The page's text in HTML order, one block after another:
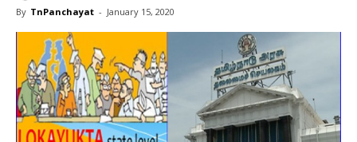
By TnPanchayat - January 15, 2020